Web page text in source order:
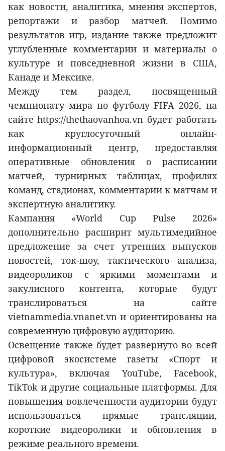
как новости, аналитика, мнения экспертов,
репортажи и разбор матчей. Помимо
результатов игр, издание также предложит
углубленные комментарии и материалы о
культуре и повседневной жизни в США,
Канаде и Мексике.
Между тем раздел, посвященный
чемпионату мира по футболу FIFA 2026, на
сайте https://thethaovanhoa.vn будет работать
как круглосуточный онлайн-
информационный центр, предоставляя
оперативные обновления о расписании
матчей, турнирных таблицах, профилях
команд, стадионах, комментарии к матчам и
экспертную аналитику.
Кампания «World Cup Pulse 2026»
дополнительно расширит мультимедийное
предложение за счет утренних выпусков
новостей, ток-шоу, тактического анализа,
видеороликов с яркими моментами и
закулисного контента, которые будут
транслироваться на сайте
vietnammedia.vnanet.vn и ориентированы на
современную цифровую аудиторию.
Освещение также будет развернуто во всей
цифровой экосистеме газеты «Спорт и
культура», включая YouTube, Facebook,
TikTok и другие социальные платформы. Для
повышения вовлеченности аудитории будут
использоваться прямые трансляции,
короткие видеоролики и обновления в
режиме реального времени.